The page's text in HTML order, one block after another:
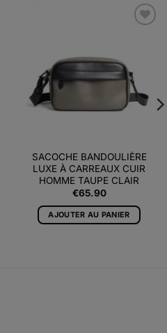
SACOCHE BANDOULIÈRE
LUXE À CARREAUX CUIR
HOMME TAUPE CLAIR
€65.90
AJOUTER AU PANIER